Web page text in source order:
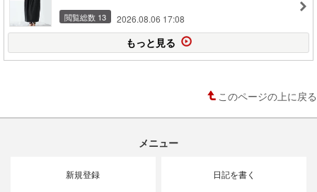
閲覧総数 13 2026.08.06 17:08
もっと見る
このページの上に戻る
メニュー
新規登録 日記を書く